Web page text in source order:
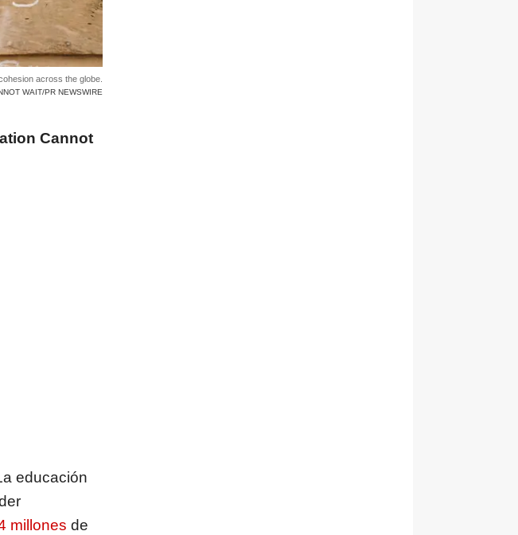
across the globe.
WAIT/PR NEWSWIRE
Cannot
educación
millones de